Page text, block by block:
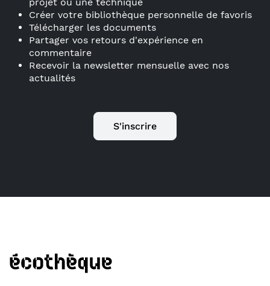
Créer votre bibliothèque personnelle de favoris
Télécharger les documents
Partager vos retours d'expérience en
commentaire
Recevoir la newsletter mensuelle avec nos
actualités
S'inscrire